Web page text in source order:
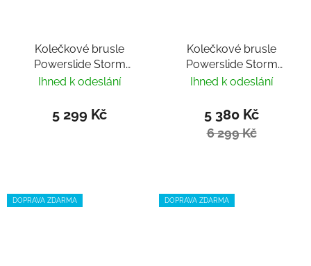
Kolečkové brusle
Powerslide Storm
Black 80
Ihned k odeslání
5 299 Kč
Kolečkové brusle
Powerslide Storm
Black 110
Ihned k odeslání
5 380 Kč
6 299 Kč
DOPRAVA ZDARMA DOPRAVA ZDARMA